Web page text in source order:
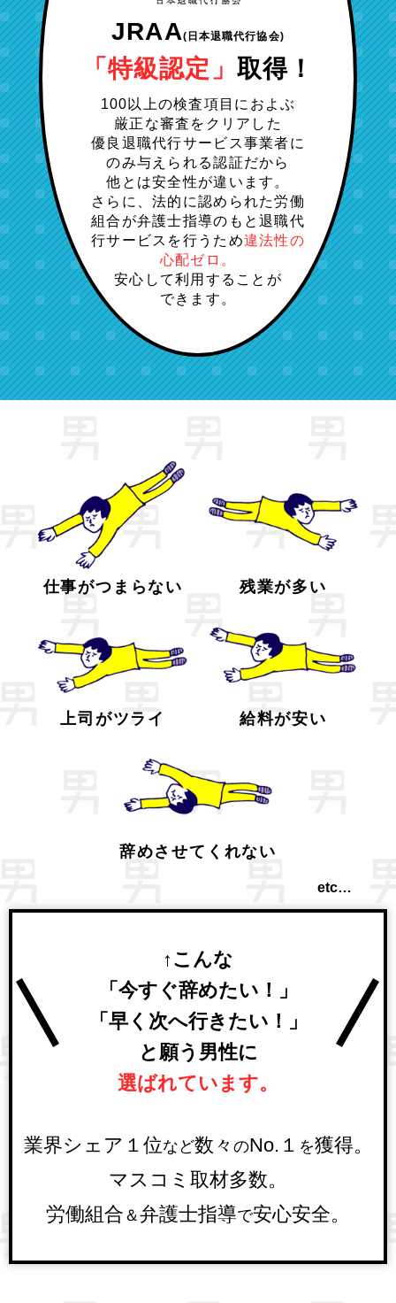
JRAA(日本退職代行協会)
「特級認定」 取得！
100以上の検査項目におよぶ
厳正な審査をクリアした
優良退職代行サービス事業者に
のみ与えられる認証だから
他とは安全性が違います。
さらに、法的に認められた労働
組合が弁護士指導のもと退職代
行サービスを行うため違法性の
心配ゼロ。
安心して利用することが
できます。
仕事がつまらない 残業が多い
上司がツライ 給料が安い
辞めさせてくれない
etc…
↑こんな
「今すぐ辞めたい！」
「早く次へ行きたい！」
と願う男性に
選ばれています。
業界シェア１位など数々のNo.１ を獲得。
マスコミ取材多数。
労働組合＆弁護士指導で安心安全。